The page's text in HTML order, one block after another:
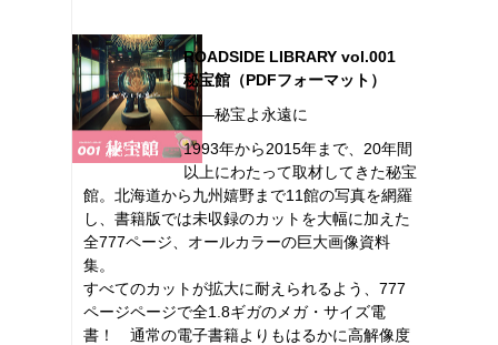
ROADSIDE LIBRARY vol.001
秘宝館（PDFフォーマット）
――秘宝よ永遠に
1993年から2015年まで、20年間
以上にわたって取材してきた秘宝
館。北海道から九州嬉野まで11館の写真を網羅
し、書籍版では未収録のカットを大幅に加えた
全777ページ、オールカラーの巨大画像資料
集。
すべてのカットが拡大に耐えられるよう、777
ページページで全1.8ギガのメガ・サイズ電
書！ 通常の電子書籍よりもはるかに高解像度